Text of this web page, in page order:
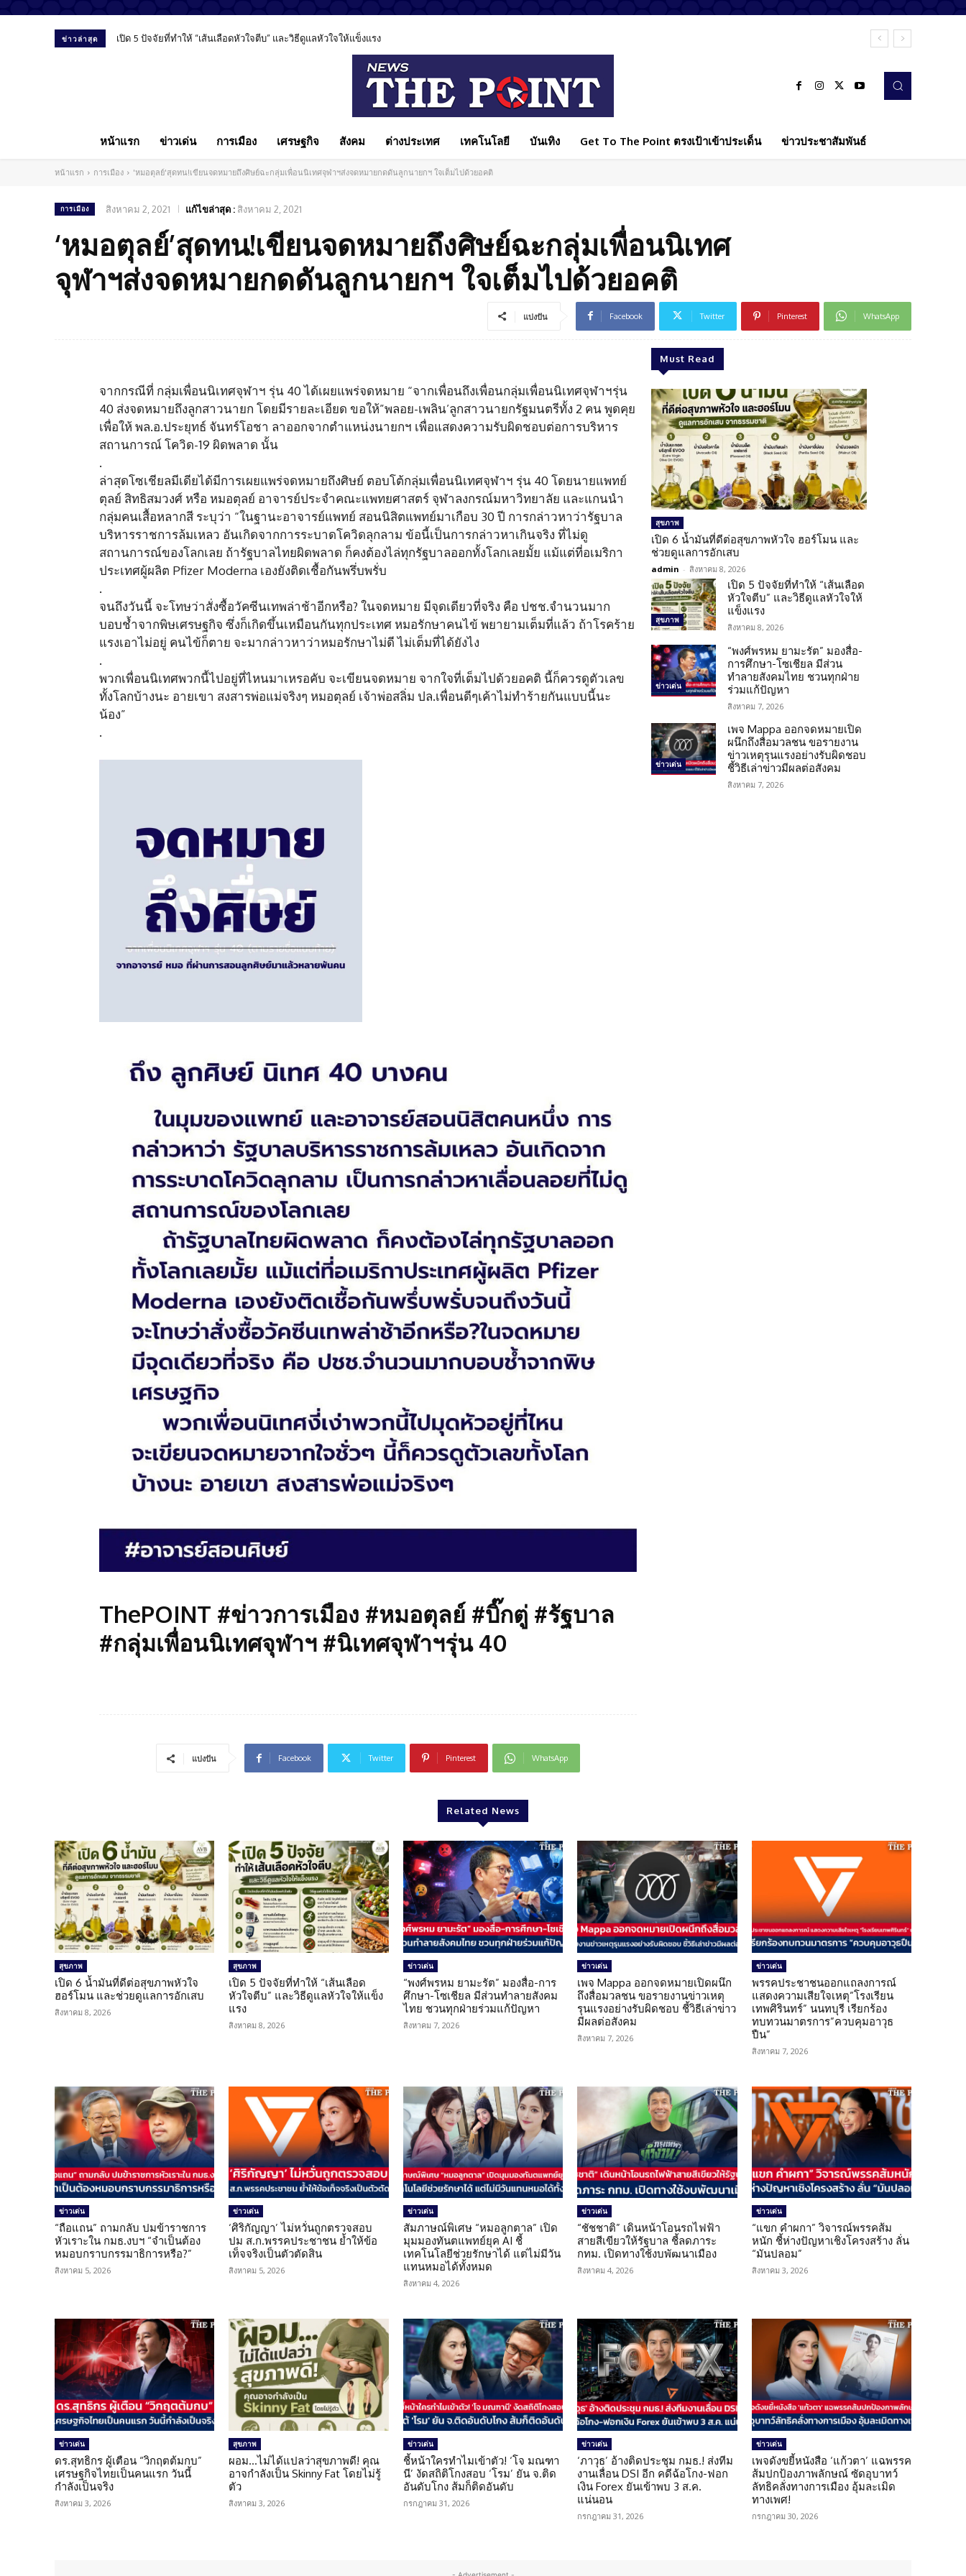
ข่าวล่าสุด เปิด 5 ปัจจัยที่ทำให้ “เส้นเลือดหัวใจตีบ” และวิธีดูแลหัวใจให้แข็งแรง
“พงศ์พรหม ยามะรัต” มองสื่อ-การศึกษา-โซเชียล มีส่วนทำลายสังคมไทย ชวนทุกฝ่ายร่วมแก้ปัญหา
หน้าแรก ข่าวเด่น การเมือง เศรษฐกิจ สังคม ต่างประเทศ เทคโนโลยี บันเทิง Get To The Point ตรงเป้าเข้าประเด็น ข่าวประชาสัมพันธ์
หน้าแรก การเมือง 'หมอตุลย์'สุดทน!เขียนจดหมายถึงศิษย์ฉะกลุ่มเพื่อนนิเทศจุฬาฯส่งจดหมายกดดันลูกนายกฯ ใจเต็มไปด้วยอคติ
การเมือง สิงหาคม 2, 2021 แก้ไขล่าสุด : สิงหาคม 2, 2021
‘หมอตุลย์’สุดทน!เขียนจดหมายถึงศิษย์ฉะกลุ่มเพื่อนนิเทศ
จุฬาฯส่งจดหมายกดดันลูกนายกฯ ใจเต็มไปด้วยอคติ
แบ่งปัน Facebook Twitter Pinterest WhatsApp
จากกรณีที่ กลุ่มเพื่อนนิเทศจุฬาฯ รุ่น 40 ได้เผยแพร่จดหมาย “จากเพื่อนถึงเพื่อนกลุ่มเพื่อนนิเทศจุฬาฯรุ่น
40 ส่งจดหมายถึงลูกสาวนายก โดยมีรายละเอียด ขอให้”พลอย-เพลิน’ลูกสาวนายกรัฐมนตรีทั้ง 2 คน พูดคุย
เพื่อให้ พล.อ.ประยุทธ์ จันทร์โอชา ลาออกจากตำแหน่งนายกฯ เพื่อแสดงความรับผิดชอบต่อการบริหาร
สถานการณ์ โควิด-19 ผิดพลาด นั้น
.
ล่าสุดโซเชียลมีเดียได้มีการเผยแพร่จดหมายถึงศิษย์ ตอบโต้กลุ่มเพื่อนนิเทศจุฬาฯ รุ่น 40 โดยนายแพทย์
ตุลย์ สิทธิสมวงศ์ หรือ หมอตุลย์ อาจารย์ประจำคณะแพทยศาสตร์ จุฬาลงกรณ์มหาวิทยาลัย และแกนนำ
กลุ่มคนเสื้อหลากสี ระบุว่า “ในฐานะอาจารย์แพทย์ สอนนิสิตแพทย์มาเกือบ 30 ปี การกล่าวหาว่ารัฐบาล
บริหารราชการล้มเหลว อันเกิดจากการระบาดโควิดลุกลาม ข้อนี้เป็นการกล่าวหาเกินจริง ที่ไม่ดู
สถานการณ์ของโลกเลย ถ้ารัฐบาลไทยผิดพลาด ก็คงต้องไล่ทุกรัฐบาลออกทั้งโลกเลยมั้ย แม้แต่ที่อเมริกา
ประเทศผู้ผลิต Pfizer Moderna เองยังติดเชื้อกันพรึ่บพรั่บ
.
จนถึงวันนี้ จะโทษว่าสั่งซื้อวัคซีนเทพล่าช้าอีกหรือ? ในจดหมาย มีจุดเดียวที่จริง คือ ปชช.จำนวนมาก
บอบช้ำจากพิษเศรษฐกิจ ซึ่งก็เกิดขึ้นเหมือนกันทุกประเทศ หมอรักษาคนไข้ พยายามเต็มที่แล้ว ถ้าโรคร้าย
แรงเอาไม่อยู่ คนไข้ก็ตาย จะมากล่าวหาว่าหมอรักษาไม่ดี ไม่เต็มที่ได้ยังไง
.
พวกเพื่อนนิเทศพวกนี้ไปอยู่ที่ไหนมาเหรอคับ จะเขียนจดหมาย จากใจที่เต็มไปด้วยอคติ นี้ก็ควรดูตัวเลข
ทั้งโลกบ้างนะ อายเขา สงสารพ่อแม่จริงๆ หมอตุลย์ เจ้าพ่อสลิ่ม ปล.เพื่อนดีๆเค้าไม่ทำร้ายกันแบบนี้นะ
น้อง”
.
ThePOINT #ข่าวการเมือง #หมอตุลย์ #บิ๊กตู่ #รัฐบาล
#กลุ่มเพื่อนนิเทศจุฬาฯ #นิเทศจุฬาฯรุ่น 40
แบ่งปัน Facebook Twitter Pinterest WhatsApp
Must Read
สุขภาพ
เปิด 6 น้ำมันที่ดีต่อสุขภาพหัวใจ ฮอร์โมน และ
ช่วยดูแลการอักเสบ
admin - สิงหาคม 8, 2026
สุขภาพ
เปิด 5 ปัจจัยที่ทำให้ “เส้นเลือด
หัวใจตีบ” และวิธีดูแลหัวใจให้
แข็งแรง
สิงหาคม 8, 2026
ข่าวเด่น
“พงศ์พรหม ยามะรัต” มองสื่อ-
การศึกษา-โซเชียล มีส่วน
ทำลายสังคมไทย ชวนทุกฝ่าย
ร่วมแก้ปัญหา
สิงหาคม 7, 2026
ข่าวเด่น
เพจ Mappa ออกจดหมายเปิด
ผนึกถึงสื่อมวลชน ขอรายงาน
ข่าวเหตุรุนแรงอย่างรับผิดชอบ
ชี้วิธีเล่าข่าวมีผลต่อสังคม
สิงหาคม 7, 2026
Related News
สุขภาพ
เปิด 6 น้ำมันที่ดีต่อสุขภาพหัวใจ
ฮอร์โมน และช่วยดูแลการอักเสบ
สิงหาคม 8, 2026
สุขภาพ
เปิด 5 ปัจจัยที่ทำให้ “เส้นเลือด
หัวใจตีบ” และวิธีดูแลหัวใจให้แข็ง
แรง
สิงหาคม 8, 2026
ข่าวเด่น
“พงศ์พรหม ยามะรัต” มองสื่อ-การ
ศึกษา-โซเชียล มีส่วนทำลายสังคม
ไทย ชวนทุกฝ่ายร่วมแก้ปัญหา
สิงหาคม 7, 2026
ข่าวเด่น
เพจ Mappa ออกจดหมายเปิดผนึก
ถึงสื่อมวลชน ขอรายงานข่าวเหตุ
รุนแรงอย่างรับผิดชอบ ชี้วิธีเล่าข่าว
มีผลต่อสังคม
สิงหาคม 7, 2026
ข่าวเด่น
พรรคประชาชนออกแถลงการณ์
แสดงความเสียใจเหตุ”โรงเรียน
เทพศิรินทร์” นนทบุรี เรียกร้อง
ทบทวนมาตรการ”ควบคุมอาวุธ
ปืน”
สิงหาคม 7, 2026
ข่าวเด่น
“ถือแถน” ถามกลับ ปมข้าราชการ
หัวเราะใน กมธ.งบฯ “จำเป็นต้อง
หมอบกราบกรรมาธิการหรือ?”
สิงหาคม 5, 2026
ข่าวเด่น
‘ศิริกัญญา’ ไม่หวั่นถูกตรวจสอบ
ปม ส.ก.พรรคประชาชน ย้ำให้ข้อ
เท็จจริงเป็นตัวตัดสิน
สิงหาคม 5, 2026
ข่าวเด่น
สัมภาษณ์พิเศษ “หมอลูกตาล” เปิด
มุมมองทันตแพทย์ยุค AI ชี้
เทคโนโลยีช่วยรักษาได้ แต่ไม่มีวัน
แทนหมอได้ทั้งหมด
สิงหาคม 4, 2026
ข่าวเด่น
“ชัชชาติ” เดินหน้าโอนรถไฟฟ้า
สายสีเขียวให้รัฐบาล ชี้ลดภาระ
กทม. เปิดทางใช้งบพัฒนาเมือง
สิงหาคม 4, 2026
ข่าวเด่น
“แขก คำผกา” วิจารณ์พรรคส้ม
หนัก ชี้ห่างปัญหาเชิงโครงสร้าง ลั่น
“มันปลอม”
สิงหาคม 3, 2026
ข่าวเด่น
ดร.สุทธิกร ผู้เตือน “วิกฤตต้มกบ”
เศรษฐกิจไทยเป็นคนแรก วันนี้
กำลังเป็นจริง
สิงหาคม 3, 2026
สุขภาพ
ผอม…ไม่ได้แปลว่าสุขภาพดี! คุณ
อาจกำลังเป็น Skinny Fat โดยไม่รู้
ตัว
สิงหาคม 3, 2026
ข่าวเด่น
ชี้หน้าใครทำไมเข้าตัว! ‘โจ มณฑา
นี’ งัดสถิติโกงสอบ ‘โรม’ ยัน จ.ติด
อันดับโกง ส้มก็ติดอันดับ
กรกฎาคม 31, 2026
ข่าวเด่น
‘ภาวุธ’ อ้างติดประชุม กมธ.! ส่งทีม
งานเลื่อน DSI อีก คดีฉ้อโกง-ฟอก
เงิน Forex ยันเข้าพบ 3 ส.ค.
แน่นอน
กรกฎาคม 31, 2026
ข่าวเด่น
เพจดังขยี้หนังสือ ‘แก้วตา’ แฉพรรค
ส้มปกป้องภาพลักษณ์ ซัดอุบาทว์
ลัทธิคลั่งทางการเมือง อุ้มละเมิด
ทางเพศ!
กรกฎาคม 30, 2026